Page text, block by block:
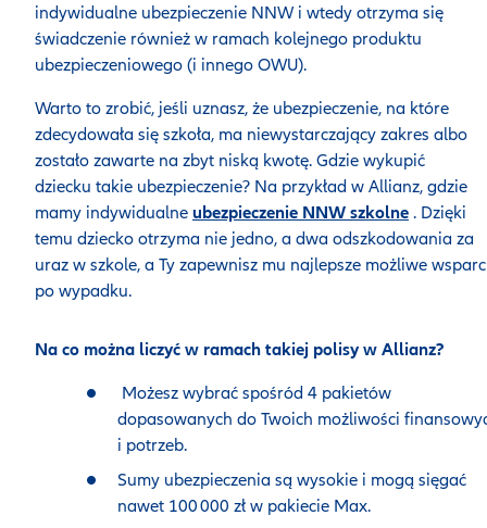
indywidualne ubezpieczenie NNW i wtedy otrzyma się
świadczenie również w ramach kolejnego produktu
ubezpieczeniowego (i innego OWU).
Warto to zrobić, jeśli uznasz, że ubezpieczenie, na które
zdecydowała się szkoła, ma niewystarczający zakres albo
zostało zawarte na zbyt niską kwotę. Gdzie wykupić
dziecku takie ubezpieczenie? Na przykład w Allianz, gdzie
mamy indywidualne ubezpieczenie NNW szkolne . Dzięki
temu dziecko otrzyma nie jedno, a dwa odszkodowania za
uraz w szkole, a Ty zapewnisz mu najlepsze możliwe
po wypadku.
Na co można liczyć w ramach takiej polisy w Allianz?
Możesz wybrać spośród 4 pakietów
dopasowanych do Twoich możliwości
i potrzeb.
Sumy ubezpieczenia są wysokie i mogą sięgać
nawet 100 000 zł w pakiecie Max.